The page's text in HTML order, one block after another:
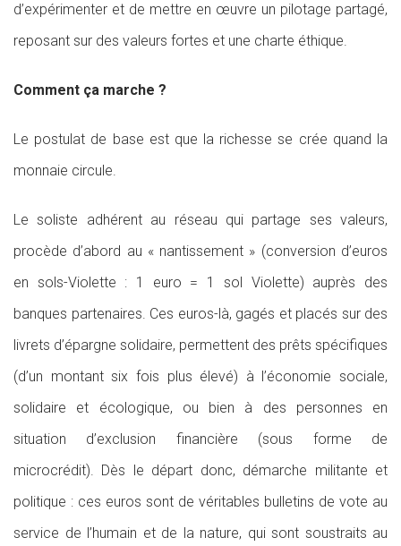
d’expérimenter et de mettre en œuvre un pilotage partagé,
reposant sur des valeurs fortes et une charte éthique.
Comment ça marche ?
Le postulat de base est que la richesse se crée quand la
monnaie circule.
Le soliste adhérent au réseau qui partage ses valeurs,
procède d’abord au « nantissement » (conversion d’euros
en sols-Violette : 1 euro = 1 sol Violette) auprès des
banques partenaires. Ces euros-là, gagés et placés sur des
livrets d’épargne solidaire, permettent des prêts spécifiques
(d’un montant six fois plus élevé) à l’économie sociale,
solidaire et écologique, ou bien à des personnes en
situation d’exclusion financière (sous forme de
microcrédit). Dès le départ donc, démarche militante et
politique : ces euros sont de véritables bulletins de vote au
service de l’humain et de la nature, qui sont soustraits au